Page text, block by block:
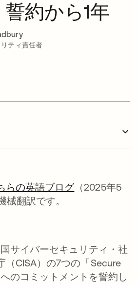
約から1年
ティ責任者
らの英語ブログ（2025年5
械翻訳です。
サイバーセキュリティ・社
（CISA）の7つの「Secure
のコミットメントを誓約し